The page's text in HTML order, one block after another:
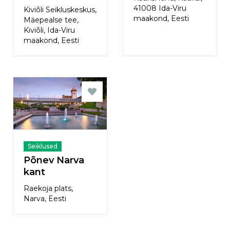
Kiviõli Seikluskeskus,
Mäepealse tee,
Kiviõli, Ida-Viru
maakond, Eesti
41008 Ida-Viru
maakond, Eesti
Seiklused
Põnev Narva
kant
Raekoja plats,
Narva, Eesti